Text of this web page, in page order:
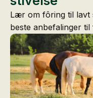
Lær om fôring til lavt
beste anbefalinger